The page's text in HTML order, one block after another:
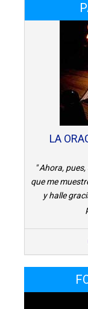
LA
" Ahora,
que me
y halle